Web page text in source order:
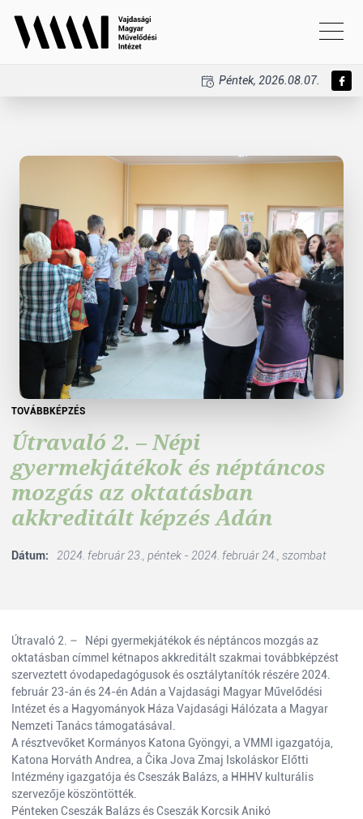
Péntek, 2026.08.07.
TOVÁBBKÉPZÉS
Útravaló 2. – Népi
gyermekjátékok és néptáncos
mozgás az oktatásban
akkreditált képzés Adán
Dátum: 2024. február 23., péntek - 2024. február 24., szombat
Útravaló 2. – Népi gyermekjátékok és néptáncos mozgás az
oktatásban címmel kétnapos akkreditált szakmai továbbképzést
szerveztett óvodapedagógusok és osztálytanítók részére 2024.
február 23-án és 24-én Adán a Vajdasági Magyar Művelődési
Intézet és a Hagyományok Háza Vajdasági Hálózata a Magyar
Nemzeti Tanács támogatásával.
A résztvevőket Kormányos Katona Gyöngyi, a VMMI igazgatója,
Katona Horváth Andrea, a Čika Jova Zmaj Iskoláskor Előtti
Intézmény igazgatója és Cseszák Balázs, a HHHV kulturális
szervezője köszöntötték.
Pénteken Cseszák Balázs és Cseszák Korcsik Anikó